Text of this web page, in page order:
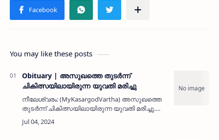
You may like these posts
Obituary | അസുഖത്തെ തുടര്‍ന്ന്
ചികിത്സയിലായിരുന്ന യുവതി മരിച്ചു
നീലേശ്വരം: (MyKasargodVartha) അസുഖത്തെ
തുടര്‍ന്ന് ചികിത്സയിലായിരുന്ന യുവതി മരിച്ചു.
നീലേശ്വരം തട്ടാച്ചേരി വടയന്തൂര്‍ ക്ഷേത്രത്തിന്
സമീപത്തെ പരേതനായ ഭാസ്‌കരന്റെയും പി വി